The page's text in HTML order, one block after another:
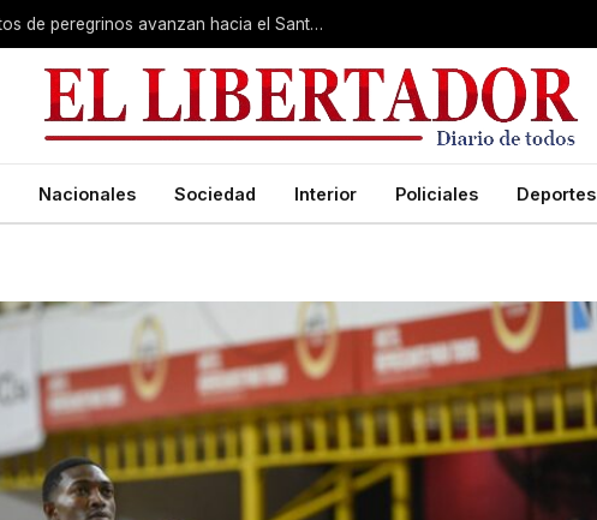
Muestra de fe imperturbable: cientos de peregrinos avanzan hacia el Santuario de San Cayetano
Nacionales Sociedad Interior Policiales Deportes